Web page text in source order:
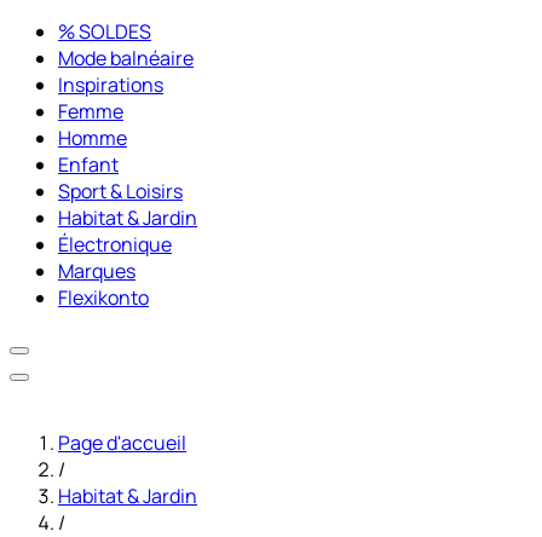
% SOLDES
Mode balnéaire
Inspirations
Femme
Homme
Enfant
Sport & Loisirs
Habitat & Jardin
Électronique
Marques
Flexikonto
Page d'accueil
/
Habitat & Jardin
/